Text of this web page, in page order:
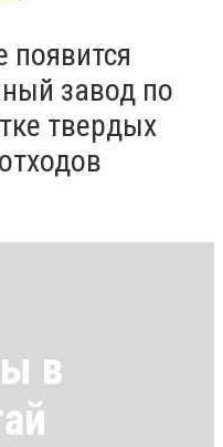
появится
завод по
твердых
в